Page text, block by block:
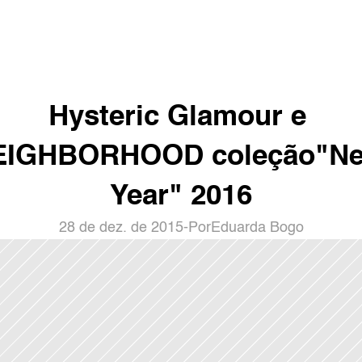
Hysteric Glamour e
Year" 2016
28 de dez. de 2015- PorEduarda Bogo